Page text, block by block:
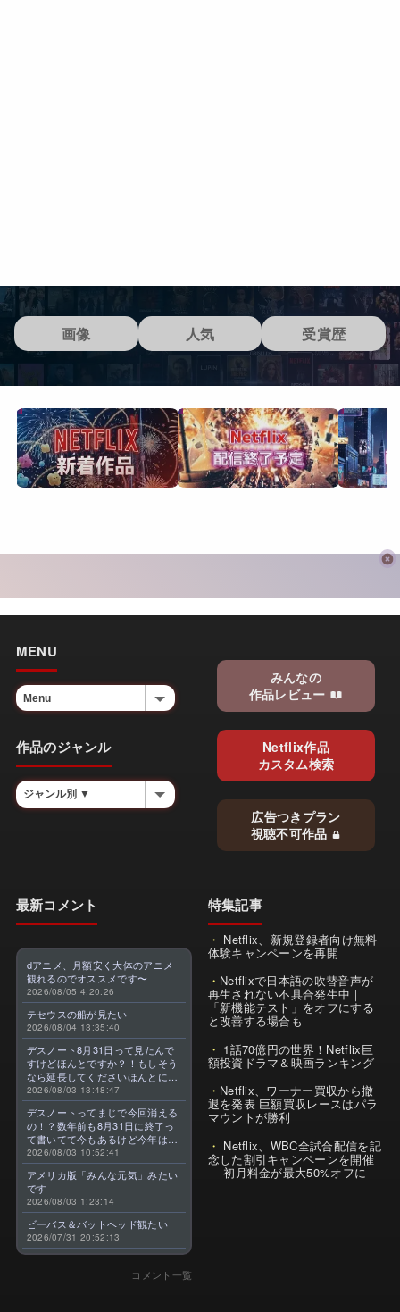
画像 人気 受賞歴
MENU
作品のジャンル
みんなの
作品レビュー
Netflix作品
カスタム検索
広告つきプラン
視聴不可作品
最新コメント
dアニメ、月額安く大体のアニメ
観れるのでオススメです〜
2026/08/05 4:20:26
テセウスの船が見たい
2026/08/04 13:35:40
デスノート8月31日って見たんで
すけどほんとですか？！もしそう
なら延長してくださいほんとに大
好きなんです😭
2026/08/03 13:48:47
デスノートってまじで今回消える
の！？数年前も8月31日に終了っ
て書いてて今もあるけど今年はま
じのやつ！？よくわからん！！で
きればなくならないでほしい！平
成アニメを振り返らせてくれっ
っ！！！！！！！
2026/08/03 10:52:41
アメリカ版「みんな元気」みたい
です
2026/08/03 1:23:14
ビーバス＆バットヘッド観たい
2026/07/31 20:52:13
コメント一覧
特集記事
Netflix、新規登録者向け無料
体験キャンペーンを再開
Netflixで日本語の吹替音声が
再生されない不具合発生中｜
「新機能テスト」をオフにする
と改善する場合も
1話70億円の世界！Netflix巨
額投資ドラマ＆映画ランキング
Netflix、ワーナー買収から撤
退を発表 巨額買収レースはパラ
マウントが勝利
Netflix、WBC全試合配信を記
念した割引キャンペーンを開催
— 初月料金が最大50%オフに